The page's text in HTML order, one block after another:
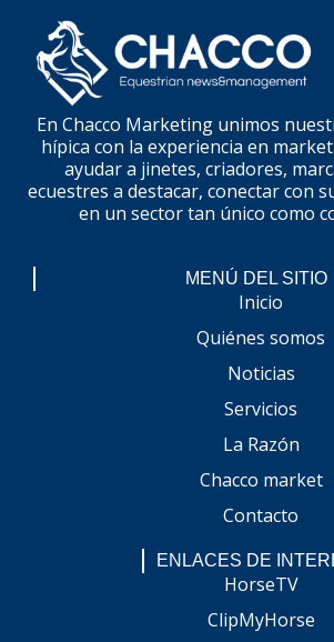
En Chacco Marketing unimos
hípica con la experiencia en
ayudar a jinetes, criadores,
ecuestres a destacar, conectar con
en un sector tan único como
MENÚ DEL SITIO
Inicio
Quiénes somos
Noticias
Servicios
La Razón
Chacco market
Contacto
ENLACES DE
HorseTV
ClipMyHorse